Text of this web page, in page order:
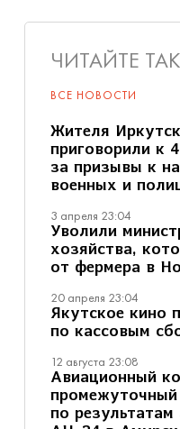
ЧИТАЙТЕ
ВСЕ НОВОСТИ
Жителя
приговорили к
за призывы к
военных и
3 апреля 23:04
Уволили
хозяйства,
от фермера в
20 апреля 23:04
Якутское кино
по кассовым
12 августа 23:08
Авиационный
промежуточный
по